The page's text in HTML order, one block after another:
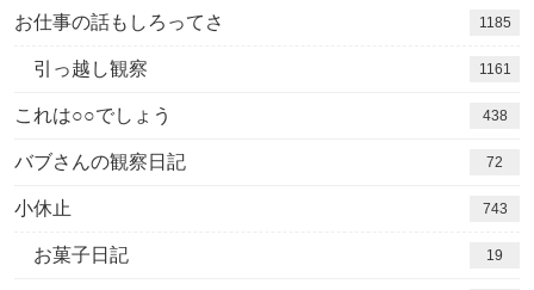
お仕事の話もしろってさ 1185
引っ越し観察 1161
これは○○でしょう 438
バブさんの観察日記 72
小休止 743
お菓子日記 19